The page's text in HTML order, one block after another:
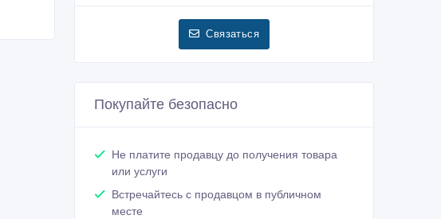
Связаться
Покупайте безопасно
Не платите продавцу до получения товара
или услуги
Встречайтесь с продавцом в публичном
месте